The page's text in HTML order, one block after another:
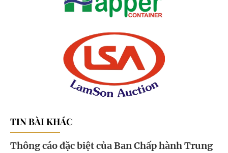
TIN BÀI KHÁC
Thông cáo đặc biệt của Ban Chấp hành Trung